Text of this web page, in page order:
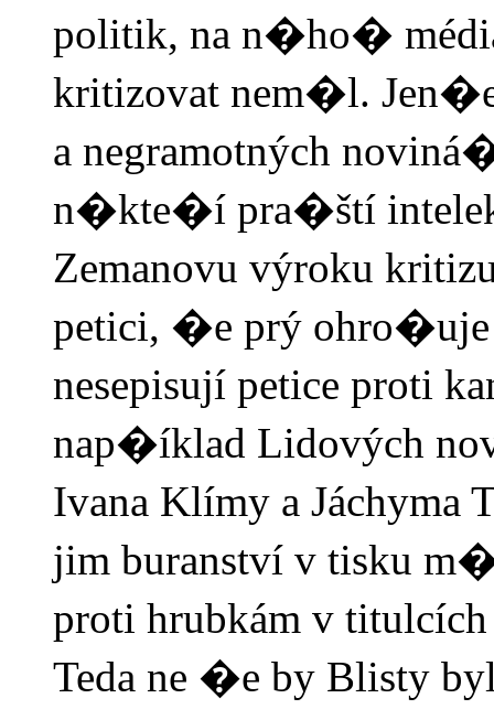
politik, na n�ho�
kritizovat nem�l.
a negramotných
n�kte�í pra�ští
Zemanovu výroku
petici, �e prý ohro�uje
nesepisují petice proti
nap�íklad Lidových
Ivana Klímy a
jim buranství v tisku
proti hrubkám v
Teda ne �e by Blisty